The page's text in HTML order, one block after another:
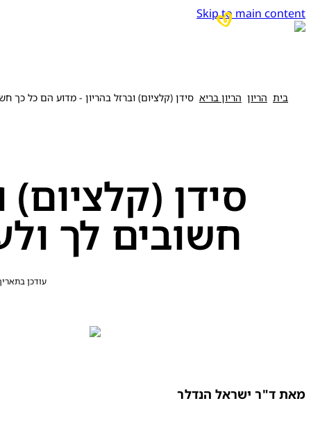
Skip to main content
בית הריון הריון בריא סידן (קלציום) וברזל בהריון - מדוע הם כל כך
סידן
חשובים לך
עודכן בתאריך 24 בפברואר
מאת ד"ר ישראל הנדלר